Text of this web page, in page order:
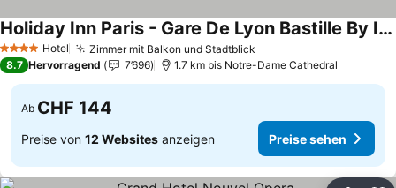
4 Sterne Hotel Zimmer mit Balkon und Stadtblick
Holiday Inn Paris - Gare De Lyon Bastille By Ihg
Preise sehen
8.7 Hervorragend 7’696 1.7 km bis Notre-Dame Cathedral
Ab CHF 144
Preise von 12 Websites anzeigen Preise sehen